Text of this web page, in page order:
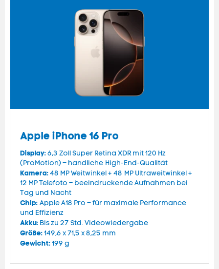
Apple iPhone 16 Pro
Display:6,3 Zoll Super Retina XDR mit 120 Hz
(ProMotion) – handliche High-End-Qualität
Kamera:48 MP Weitwinkel + 48 MP Ultraweitwinkel +
12 MP Telefoto – beeindruckende Aufnahmen bei
Tag und Nacht
Chip: Apple A18 Pro – für maximale Performance
und Effizienz
Akku: Bis zu 27 Std. Videowiedergabe
Größe:149,6 x 71,5 x 8,25 mm
Gewicht:199 g